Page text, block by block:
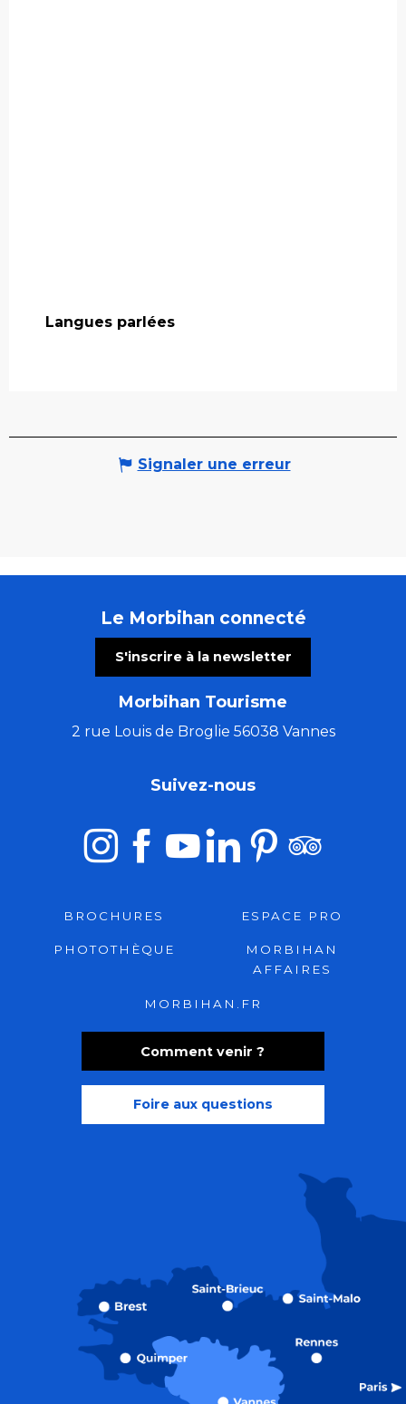
Langues parlées
Langues parlées
Signaler une erreur
Le Morbihan connecté
S'inscrire à la newsletter
Morbihan Tourisme
2 rue Louis de Broglie 56038 Vannes
Comment venir ?
Foire aux questions
Suivez-nous
BROCHURES ESPACE PRO
PHOTOTHÈQUE
MORBIHAN
AFFAIRES
MORBIHAN.FR